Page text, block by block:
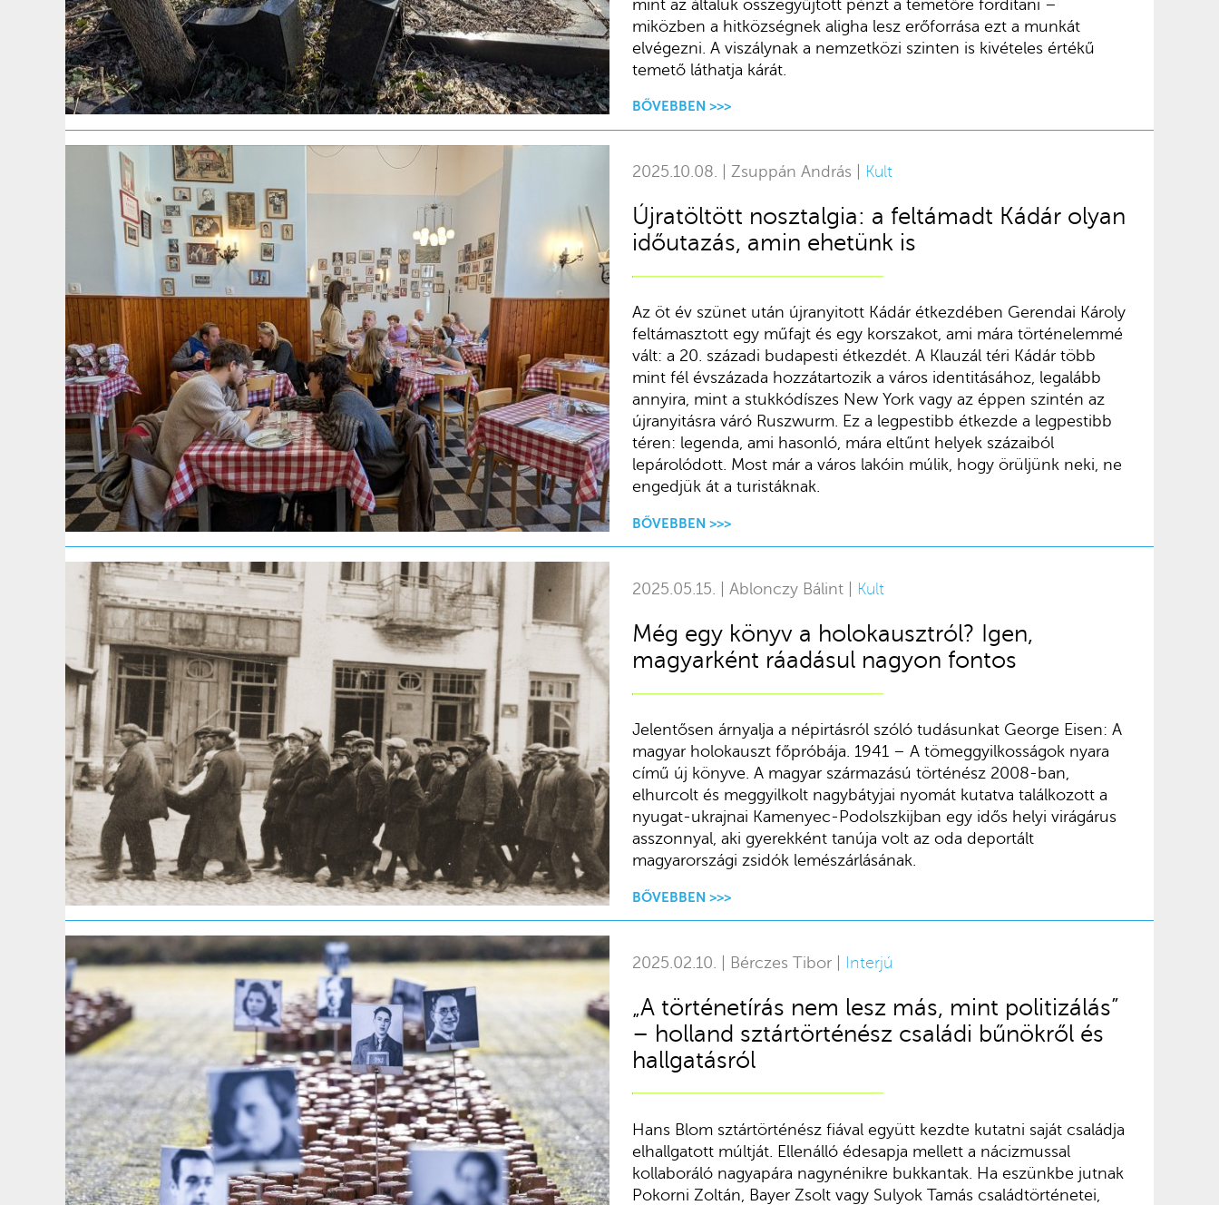
mint az általuk összegyűjtött pénzt a temetőre fordítani –
miközben a hitközségnek aligha lesz erőforrása ezt a munkát
elvégezni. A viszálynak a nemzetközi szinten is kivételes értékű
temető láthatja kárát.
BŐVEBBEN >>>
2025.10.08. | Zsuppán András | Kult
Újratöltött nosztalgia: a feltámadt Kádár olyan
időutazás, amin ehetünk is
Az öt év szünet után újranyitott Kádár étkezdében Gerendai Károly
feltámasztott egy műfajt és egy korszakot, ami mára történelemmé
vált: a 20. századi budapesti étkezdét. A Klauzál téri Kádár több
mint fél évszázada hozzátartozik a város identitásához, legalább
annyira, mint a stukkódíszes New York vagy az éppen szintén az
újranyitásra váró Ruszwurm. Ez a legpestibb étkezde a legpestibb
téren: legenda, ami hasonló, mára eltűnt helyek százaiból
lepárolódott. Most már a város lakóin múlik, hogy örüljünk neki, ne
engedjük át a turistáknak.
BŐVEBBEN >>>
2025.05.15. | Ablonczy Bálint | Kult
Még egy könyv a holokausztról? Igen,
magyarként ráadásul nagyon fontos
Jelentősen árnyalja a népirtásról szóló tudásunkat George Eisen: A
magyar holokauszt főpróbája. 1941 – A tömeggyilkosságok nyara
című új könyve. A magyar származású történész 2008-ban,
elhurcolt és meggyilkolt nagybátyjai nyomát kutatva találkozott a
nyugat-ukrajnai Kamenyec-Podolszkijban egy idős helyi virágárus
asszonnyal, aki gyerekként tanúja volt az oda deportált
magyarországi zsidók lemészárlásának.
BŐVEBBEN >>>
2025.02.10. | Bérczes Tibor | Interjú
„A történetírás nem lesz más, mint politizálás”
– holland sztártörténész családi bűnökről és
hallgatásról
Hans Blom sztártörténész fiával együtt kezdte kutatni saját családja
elhallgatott múltját. Ellenálló édesapja mellett a nácizmussal
kollaboráló nagyapára nagynénikre bukkantak. Ha eszünkbe jutnak
Pokorni Zoltán, Bayer Zsolt vagy Sulyok Tamás családtörténetei,